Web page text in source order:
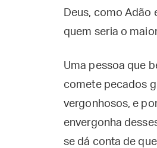
Deus, como Adão
quem seria o
Uma pessoa que
comete pecados
vergonhosos, e
envergonha
se dá conta de